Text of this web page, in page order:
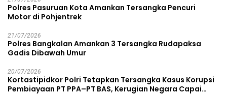
Polres Pasuruan Kota Amankan Tersangka Pencuri
Motor di Pohjentrek
21/07/2026
Polres Bangkalan Amankan 3 Tersangka Rudapaksa
Gadis Dibawah Umur
20/07/2026
Kortastipidkor Polri Tetapkan Tersangka Kasus Korupsi
Pembiayaan PT PPA–PT BAS, Kerugian Negara Capai